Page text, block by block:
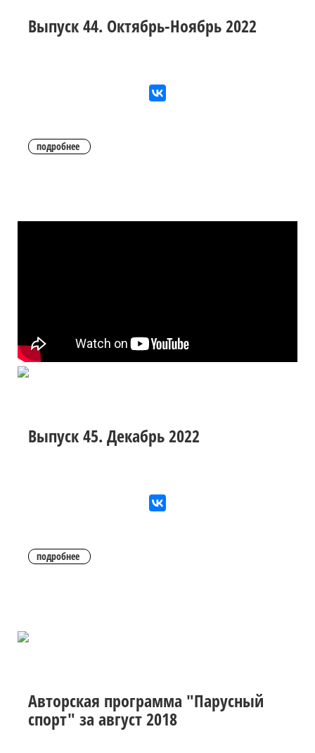
Выпуск 44. Октябрь-Ноябрь 2022
подробнее
Выпуск 45. Декабрь 2022
подробнее
Авторская программа "Парусный
спорт" за август 2018